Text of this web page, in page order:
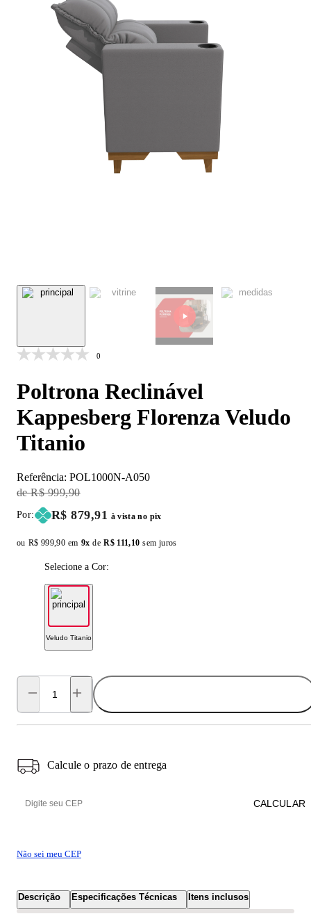
0
Poltrona Reclinável
Kappesberg Florenza Veludo
Titanio
Referência: POL1000N-A050
Original Price:
R$ 999,90
Por: Price:
R$ 879,91 à vista no pix
ou Original price:
R$ 999,90 em 9x de Installment price:
R$ 111,10 sem juros
Selecione a Cor:
Veludo Titanio
Calcule o prazo de entrega
Não sei meu CEP
CALCULAR
Descrição Especificações Técnicas Itens inclusos